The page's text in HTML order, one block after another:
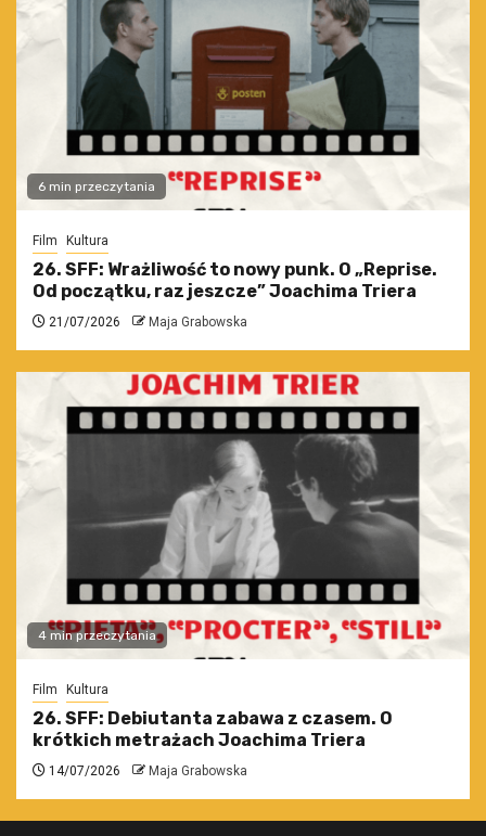
6 min przeczytania
Film Kultura
26. SFF: Wrażliwość to nowy punk. O „Reprise.
Od początku, raz jeszcze” Joachima Triera
21/07/2026 Maja Grabowska
4 min przeczytania
Film Kultura
26. SFF: Debiutanta zabawa z czasem. O
krótkich metrażach Joachima Triera
14/07/2026 Maja Grabowska